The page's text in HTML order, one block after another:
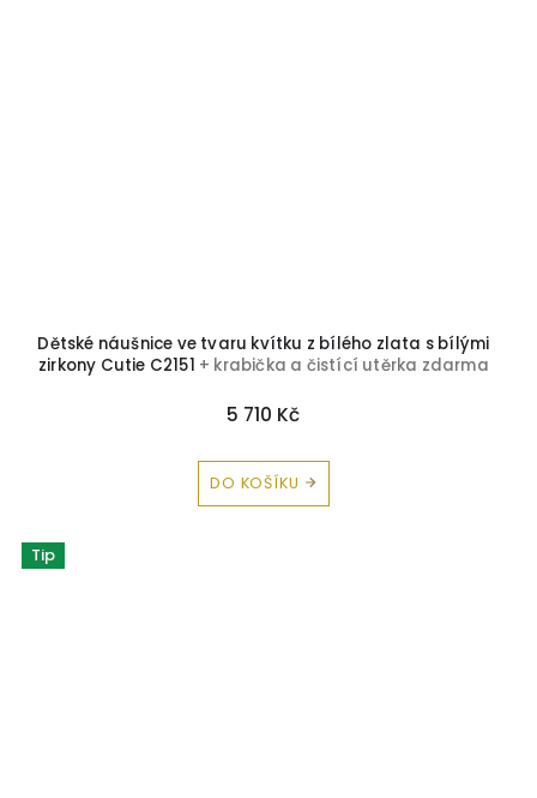
Dětské náušnice ve tvaru kvítku z bílého zlata s bílými
zirkony Cutie C2151 + krabička a čistící utěrka zdarma
5 710 Kč
DO KOŠÍKU
Tip